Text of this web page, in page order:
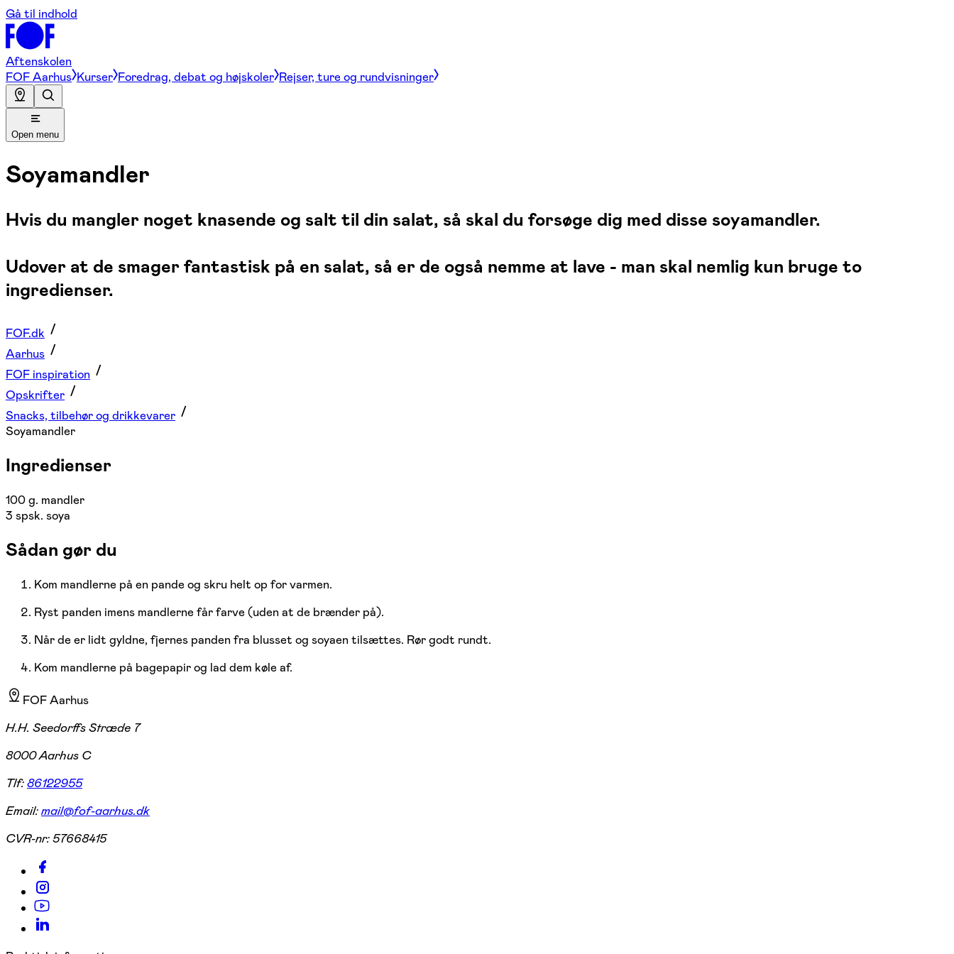
Gå til indhold
Aftenskolen
FOF Aarhus Kurser Foredrag, debat og højskoler Rejser, ture og rundvisninger
Open menu
Soyamandler
Hvis du mangler noget knasende og salt til din salat, så skal du forsøge dig med disse soyamandler.
Udover at de smager fantastisk på en salat, så er de også nemme at lave - man skal nemlig kun bruge to
ingredienser.
FOF.dk
Aarhus
FOF inspiration
Opskrifter
Snacks, tilbehør og drikkevarer
Soyamandler
Ingredienser
100 g. mandler
3 spsk. soya
Sådan gør du
Kom mandlerne på en pande og skru helt op for varmen.
Ryst panden imens mandlerne får farve (uden at de brænder på).
Når de er lidt gyldne, fjernes panden fra blusset og soyaen tilsættes. Rør godt rundt.
Kom mandlerne på bagepapir og lad dem køle af.
FOF Aarhus
H.H. Seedorffs Stræde 7
8000 Aarhus C
Tlf:86122955
Email:mail@fof-aarhus.dk
CVR-nr:57668415